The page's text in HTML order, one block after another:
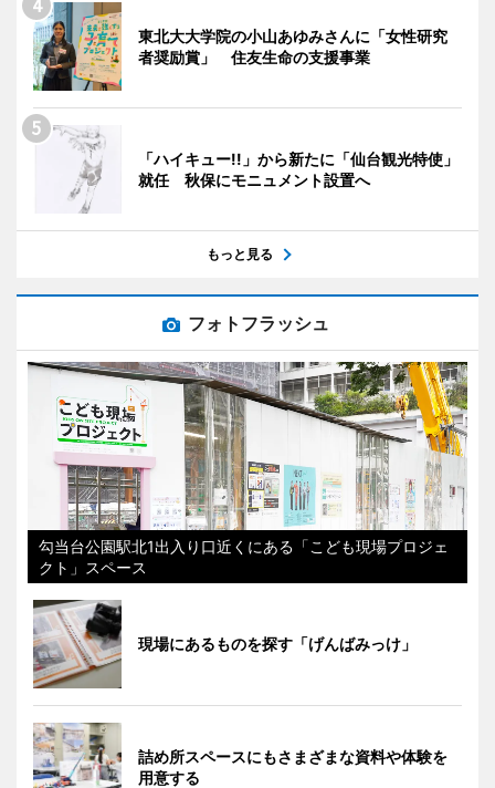
東北大大学院の小山あゆみさんに「女性研究
者奨励賞」 住友生命の支援事業
「ハイキュー!!」から新たに「仙台観光特使」
就任 秋保にモニュメント設置へ
もっと見る
フォトフラッシュ
勾当台公園駅北1出入り口近くにある「こども現場プロジェ
クト」スペース
現場にあるものを探す「げんばみっけ」
詰め所スペースにもさまざまな資料や体験を
用意する